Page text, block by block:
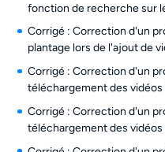
fonction de recherche sur
Corrigé : Correction d'un
plantage lors de l'ajout de
Corrigé : Correction d'un
téléchargement des vidéos
Corrigé : Correction d'un
téléchargement des vidéos